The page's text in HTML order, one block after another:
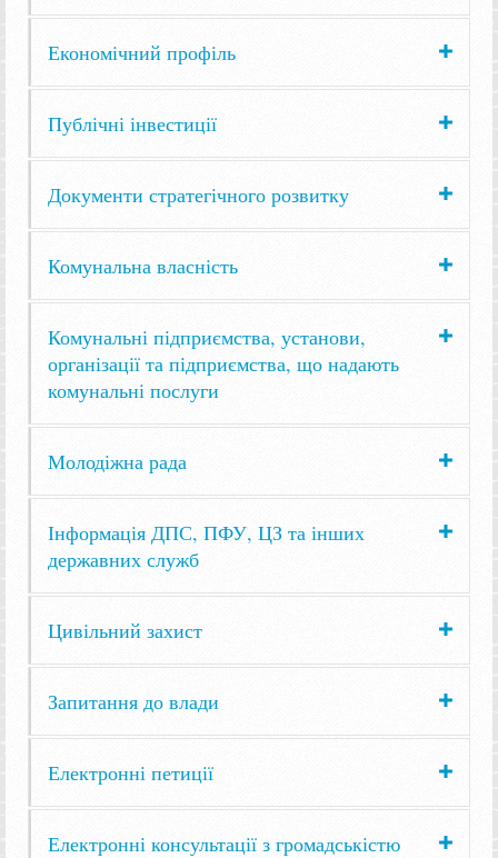
Економічний профіль
Публічні інвестиції
Документи стратегічного розвитку
Комунальна власність
Комунальні підприємства, установи,
організації та підприємства, що надають
комунальні послуги
Молодіжна рада
Інформація ДПС, ПФУ, ЦЗ та інших
державних служб
Цивільний захист
Запитання до влади
Електронні петиції
Електронні консультації з громадськістю